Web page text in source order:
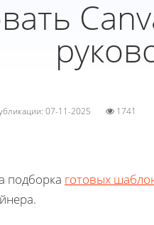
07-11-2025 1741
подборка готовых